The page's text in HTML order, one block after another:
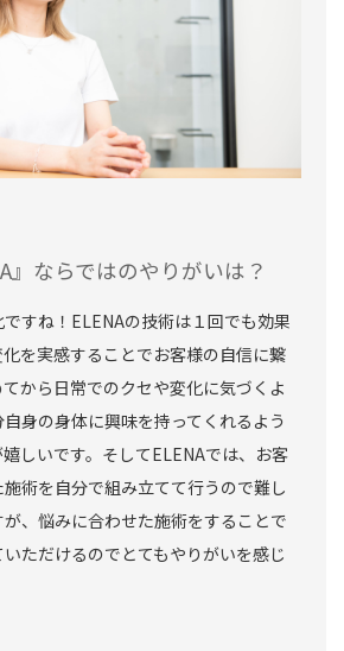
』ならではのやりがいは？
すね！ELENAの技術は１回でも効果
を実感することでお客様の自信に繋
から日常でのクセや変化に気づくよ
身の身体に興味を持ってくれるよう
しいです。そしてELENAでは、お客
術を自分で組み立てて行うので難し
、悩みに合わせた施術をすることで
ただけるのでとてもやりがいを感じ